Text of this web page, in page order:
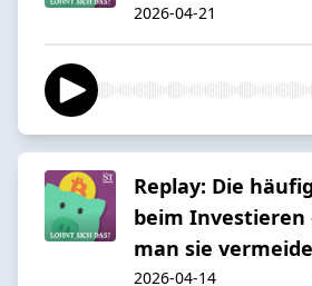
2026-04-21
Replay: Die
beim Investieren
man sie
2026-04-14